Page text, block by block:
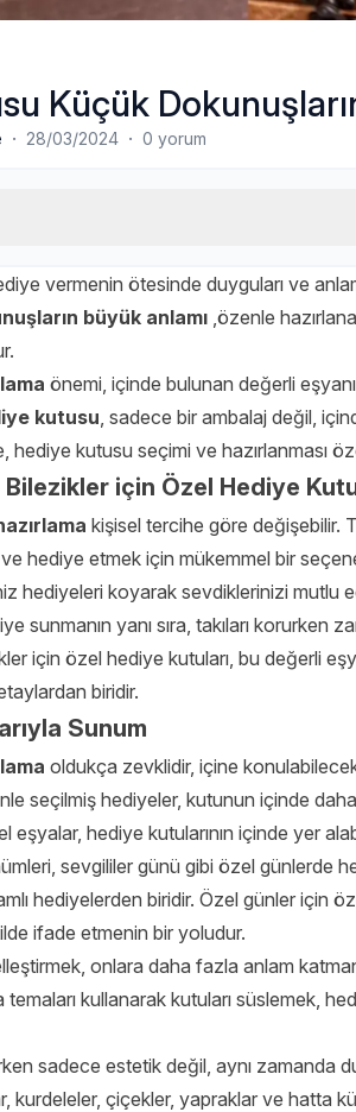
Küçük
· 28/03/2024 · 0 yorum
vermenin ötesinde duyguları ve
büyük anlamı ,özenle
önemi, içinde bulunan değerli
kutusu, sadece bir ambalaj değil,
hediye kutusu seçimi ve hazırlanması
için Özel Hediye
kişisel tercihe göre değişebilir.
hediye etmek için mükemmel bir
hediyeleri koyarak sevdiklerinizi mutlu
sunmanın yanı sıra, takıları korurken
için özel hediye kutuları, bu değerli
biridir.
Sunum
oldukça zevklidir, içine
seçilmiş hediyeler, kutunun içinde
hediye kutularının içinde yer
sevgililer günü gibi özel günlerde
hediyelerden biridir. Özel günler için
ifade etmenin bir yoludur.
onlara daha fazla anlam
kullanarak kutuları süslemek,
sadece estetik değil, aynı zamanda
kurdeleler, çiçekler, yapraklar ve hatta